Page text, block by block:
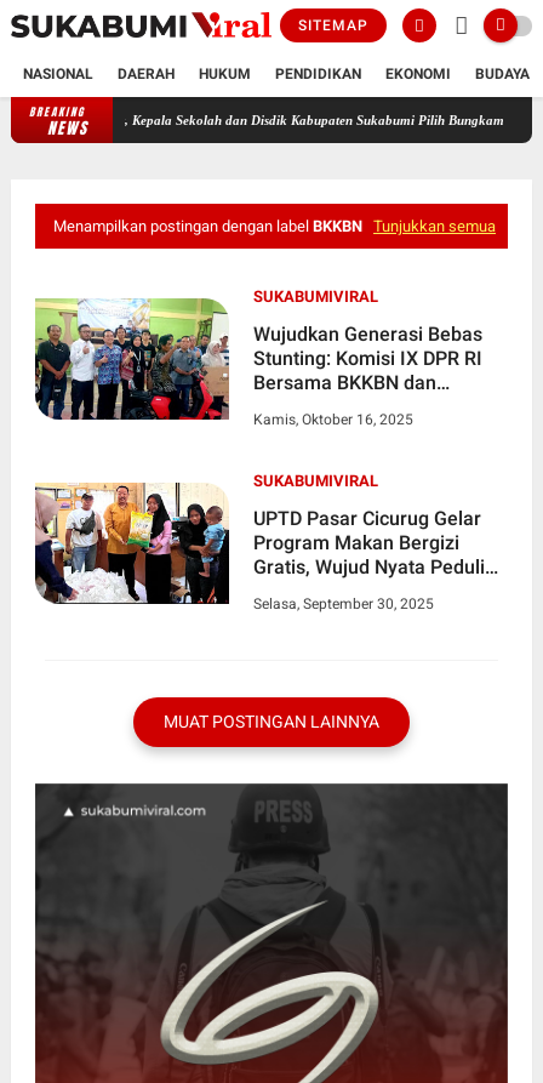
SITEMAP
NASIONAL DAERAH HUKUM PENDIDIKAN EKONOMI BUDAYA
BREAKING
NEWS
Disorot, Kepala Sekolah dan Disdik Kabupaten Sukabumi Pilih Bungkam
Menampilkan postingan dengan label BKKBN Tunjukkan semua
SUKABUMIVIRAL
Wujudkan Generasi Bebas
Stunting: Komisi IX DPR RI
Bersama BKKBN dan
Germas di Sukabumi
Kamis, Oktober 16, 2025
SUKABUMIVIRAL
UPTD Pasar Cicurug Gelar
Program Makan Bergizi
Gratis, Wujud Nyata Peduli
Selasa, September 30, 2025
MUAT POSTINGAN LAINNYA